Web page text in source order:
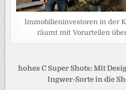
Immobilieninvestoren in der
räumt mit Vorurteilen
hohes C Super Shots: Mit
Ingwer-Sorte in die